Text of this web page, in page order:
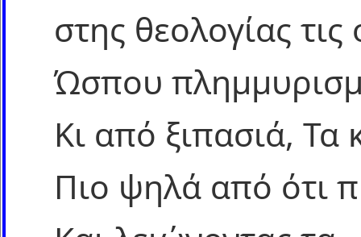
στης θεολογίας
Ώσπου
Κι από ξιπασιά, Τα
Πιο ψηλά από ότι